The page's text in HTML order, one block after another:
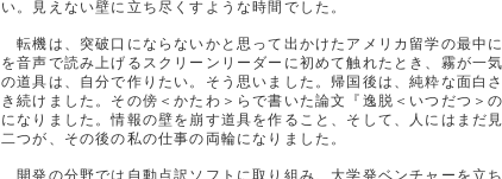
い。見えない壁に立ち尽くすような時間でした。
転機は、突破口にならないかと思って出かけたアメリカ留学の最中
を音声で読み上げるスクリーンリーダーに初めて触れたとき、霧が一
の道具は、自分で作りたい。そう思いました。帰国後は、純粋な面白
き続けました。その傍＜かたわ＞らで書いた論文『逸脱＜いつだつ＞
になりました。情報の壁を崩す道具を作ること、そして、人にはまだ
二つが、その後の私の仕事の両輪になりました。
開発の分野では自動点訳ソフトに取り組み、大学発ベンチャーを立